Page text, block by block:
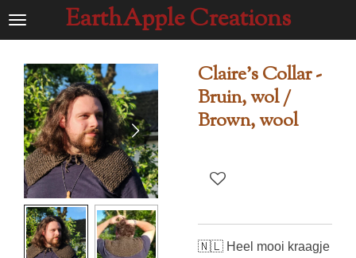
Ga
hoofdinhoud
EarthApple Creations
Claire's Collar -
Bruin, wol /
Brown, wool
🇳🇱 Heel mooi kraagje